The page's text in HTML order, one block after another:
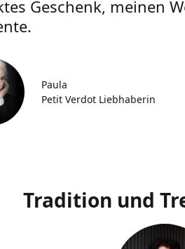
Geschenk, meinen
Paula
Petit Verdot Liebhaberin
Tradition und